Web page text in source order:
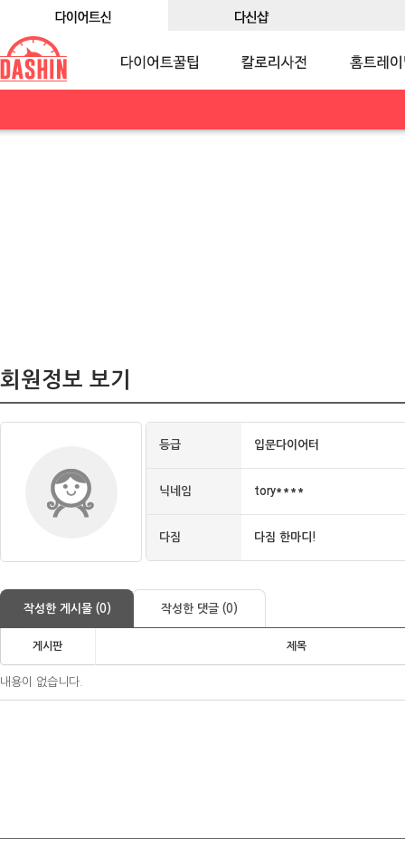
회원정보 보기
등급 입문다이어터
닉네임 tory****
다짐 다짐 한마디!
작성한 게시물 (0) 작성한 댓글 (0)
게시판 제목
내용이 없습니다.